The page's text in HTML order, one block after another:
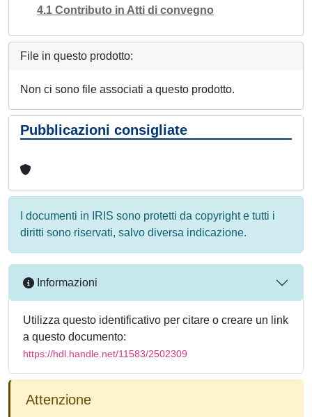
4.1 Contributo in Atti di convegno
File in questo prodotto:
Non ci sono file associati a questo prodotto.
Pubblicazioni consigliate
I documenti in IRIS sono protetti da copyright e tutti i
diritti sono riservati, salvo diversa indicazione.
Informazioni
Utilizza questo identificativo per citare o creare un link
a questo documento:
https://hdl.handle.net/11583/2502309
Attenzione